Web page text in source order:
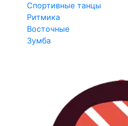
Спортивные танцы
Ритмика
Восточные
Зумба